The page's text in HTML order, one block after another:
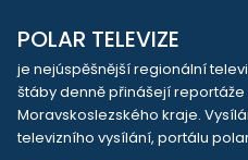
POLAR TELEVIZE
je nejúspěšnější regionální
štáby denně přinášejí
Moravskoslezského kraje.
televizního vysílání, portálu